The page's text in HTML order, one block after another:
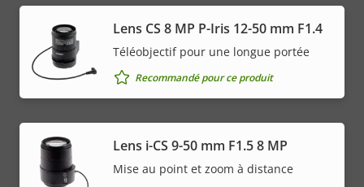
Lens CS 8 MP P-Iris 12-50 mm F1.4
Téléobjectif pour une longue portée
Recommandé pour ce produit
Lens i-CS 9-50 mm F1.5 8 MP
Mise au point et zoom à distance